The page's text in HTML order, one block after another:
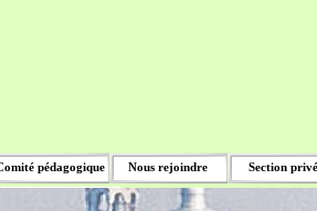
pédagogique Nous rejoindre ▼
Section